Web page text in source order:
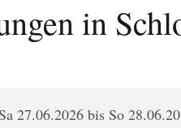
in
27.06.2026 bis So